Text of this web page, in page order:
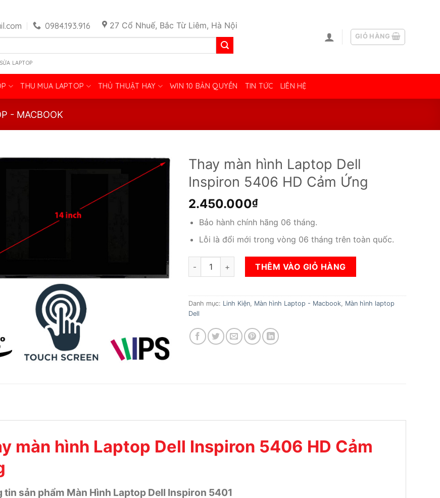
0984.193.916 27 Cổ Nhuế, Bắc Từ Liêm, Hà Nội
SỬA LAPTOP
GIỎ HÀNG
THU MUA LAPTOP THỦ THUẬT HAY WIN 10 BẢN QUYỀN TIN TỨC LIÊN HỆ
- MACBOOK
Thay màn hình Laptop Dell
Inspiron 5406 HD Cảm Ứng
2.450.000₫
Bảo hành chính hãng 06 tháng.
Lỗi là đổi mới trong vòng 06 tháng trên toàn quốc.
Thay màn hình Laptop Dell Inspiron 5406 HD Cảm Ứng số lượng
THÊM VÀO GIỎ HÀNG
Danh mục: Linh Kiện Màn hình Laptop - Macbook Màn hình laptop
Dell
màn hình Laptop Dell Inspiron 5406 HD Cảm
tin sản phẩm Màn Hình Laptop Dell Inspiron 5401